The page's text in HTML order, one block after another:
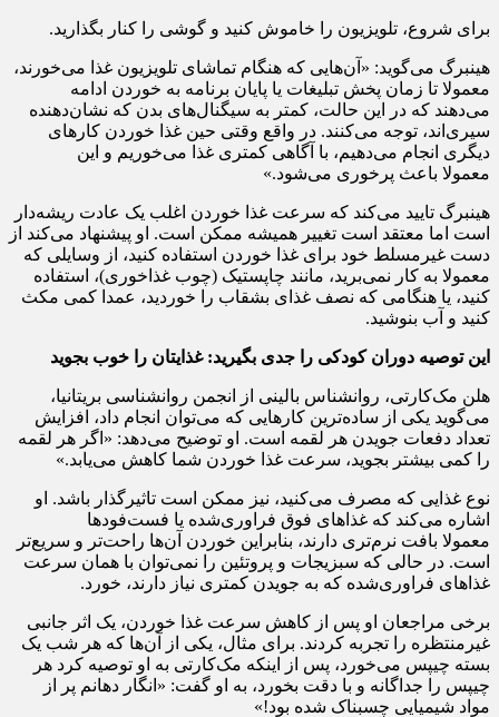
برای شروع، تلویزیون را خاموش کنید و گوشی را کنار بگذارید.
هینبرگ می‌گوید: «آن‌هایی که هنگام تماشای تلویزیون غذا می‌خورند،
معمولا تا زمان پخش تبلیغات یا پایان برنامه به خوردن ادامه
می‌دهند که در این حالت، کمتر به سیگنال‌های بدن که نشان‌دهنده
سیری‌اند، توجه می‌کنند. در واقع وقتی حین غذا خوردن کارهای
دیگری انجام می‌دهیم، با آگاهی کمتری غذا می‌خوریم و این
معمولا باعث پرخوری می‌شود.»
هینبرگ تایید می‌کند که سرعت غذا خوردن اغلب یک عادت ریشه‌دار
است اما معتقد است تغییر همیشه ممکن است. او پیشنهاد می‌کند از
دست غیرمسلط خود برای غذا خوردن استفاده کنید، از وسایلی که
معمولا به کار نمی‌برید، مانند چاپستیک (چوب غذاخوری)، استفاده
کنید، یا هنگامی که نصف غذای بشقاب را خوردید، عمدا کمی مکث
کنید و آب بنوشید.
این توصیه دوران کودکی را جدی بگیرید: غذایتان را خوب بجوید
هلن مک‌کارتی، روانشناس بالینی از انجمن روانشناسی بریتانیا،
می‌گوید یکی از ساده‌ترین کارهایی که می‌توان انجام داد، افزایش
تعداد دفعات جویدن هر لقمه است. او توضیح می‌دهد: «اگر هر لقمه
را کمی بیشتر بجوید، سرعت غذا خوردن شما کاهش می‌یابد.»
نوع غذایی که مصرف می‌کنید، نیز ممکن است تاثیرگذار باشد. او
اشاره می‌کند که غذاهای فوق فراوری‌شده یا فست‌فودها
معمولا بافت نرم‌تری دارند، بنابراین خوردن آن‌ها راحت‌تر و سریع‌تر
است. در حالی که سبزیجات و پروتئین را نمی‌توان با همان سرعت
غذاهای فراوری‌شده که به جویدن کمتری نیاز دارند، خورد.
برخی مراجعان او پس از کاهش سرعت غذا خوردن، یک اثر جانبی
غیرمنتظره را تجربه کردند. برای مثال، یکی از آن‌ها که هر شب یک
بسته چیپس می‌خورد، پس از اینکه مک‌کارتی به او توصیه کرد هر
چیپس را جداگانه و با دقت بخورد، به او گفت: «انگار دهانم پر از
مواد شیمیایی چسبناک شده بود!»